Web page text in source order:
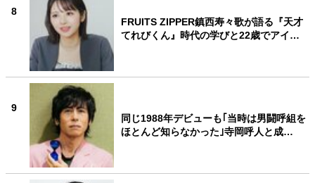
8
FRUITS ZIPPER鎮西寿々歌が語る『天才
てれびくん』時代の学びと22歳でアイ…
9
同じ1988年デビューも｢当時は男闘呼組を
ほとんど知らなかった｣寺岡呼人と成…